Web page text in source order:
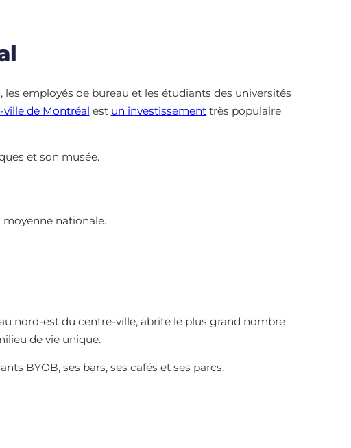
employés de bureau et les étudiants des universités
ville de Montréal est un investissementtrès populaire
et son musée.
moyenne nationale.
nord-est du centre-ville, abrite le plus grand nombre
de vie unique.
BYOB, ses bars, ses cafés et ses parcs.